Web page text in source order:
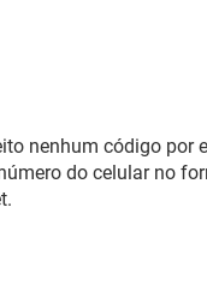
nenhum código por
do celular no